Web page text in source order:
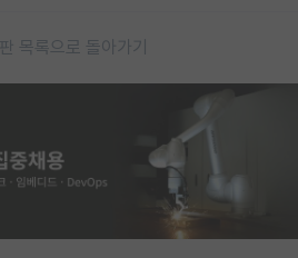
목록으로 돌아가기